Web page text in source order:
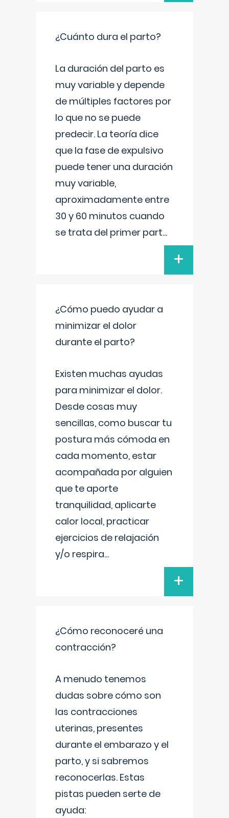
¿Cuánto dura el parto?
La duración del parto es
muy variable y depende
de múltiples factores por
lo que no se puede
predecir. La teoría dice
que la fase de expulsivo
puede tener una duración
muy variable,
aproximadamente entre
30 y 60 minutos cuando
se trata del primer part...
+
¿Cómo puedo ayudar a
minimizar el dolor
durante el parto?
Existen muchas ayudas
para minimizar el dolor.
Desde cosas muy
sencillas, como buscar tu
postura más cómoda en
cada momento, estar
acompañada por alguien
que te aporte
tranquilidad, aplicarte
calor local, practicar
ejercicios de relajación
y/o respira...
+
¿Cómo reconoceré una
contracción?
A menudo tenemos
dudas sobre cómo son
las contracciones
uterinas, presentes
durante el embarazo y el
parto, y si sabremos
reconocerlas. Estas
pistas pueden serte de
ayuda: